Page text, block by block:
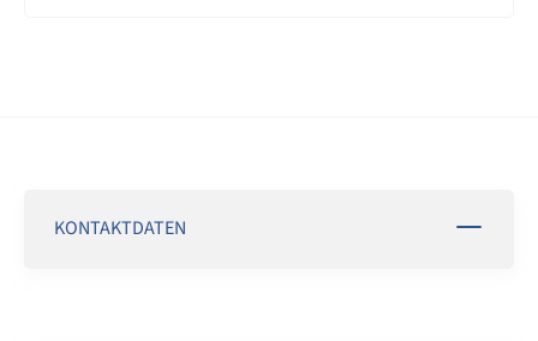
KONTAKTDATEN